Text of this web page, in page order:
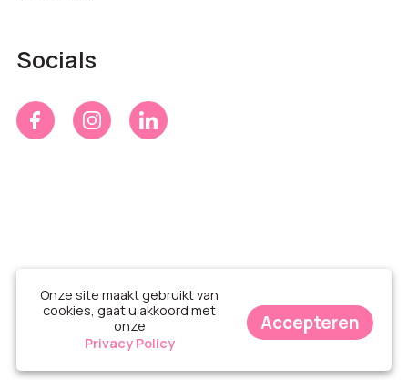
Socials
Onze site maakt gebruikt van
cookies, gaat u akkoord met
onze
Privacy Policy
Accepteren